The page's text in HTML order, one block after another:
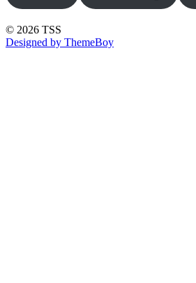
© 2026 TSS
Designed by ThemeBoy